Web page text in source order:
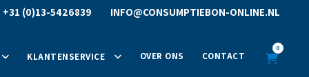
+31 (0)13-5426839 INFO@CONSUMPTIEBON-ONLINE.NL
KLANTENSERVICE OVER ONS CONTACT
0